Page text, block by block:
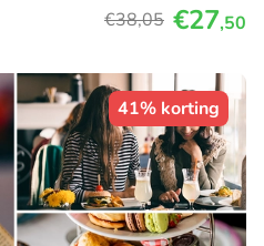
€38,05 €27,50
41% korting